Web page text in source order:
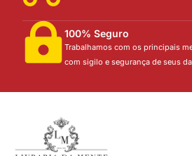
100% Seguro
Trabalhamos com os principais
com sigilo e segurança de seus